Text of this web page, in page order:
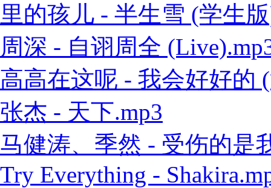
里的孩儿 - 半生雪 (学生
周深 - 自诩周全
高高在这呢 - 我会好好的
张杰 - 天下.mp3
马健涛、季然 - 受伤的是
Try Everything -